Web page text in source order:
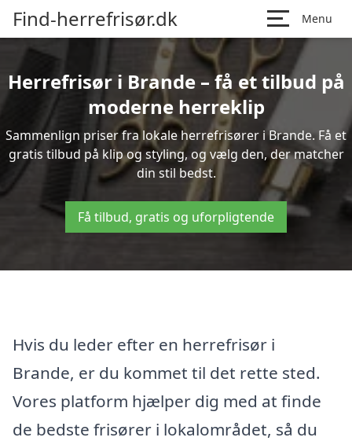
Find-herrefrisør.dk Menu
Herrefrisør i Brande – få et tilbud på
moderne herreklip
Sammenlign priser fra lokale herrefrisører i Brande. Få et
gratis tilbud på klip og styling, og vælg den, der matcher
din stil bedst.
Få tilbud, gratis og uforpligtende
Hvis du leder efter en herrefrisør i
Brande, er du kommet til det rette sted.
Vores platform hjælper dig med at finde
de bedste frisører i lokalområdet, så du